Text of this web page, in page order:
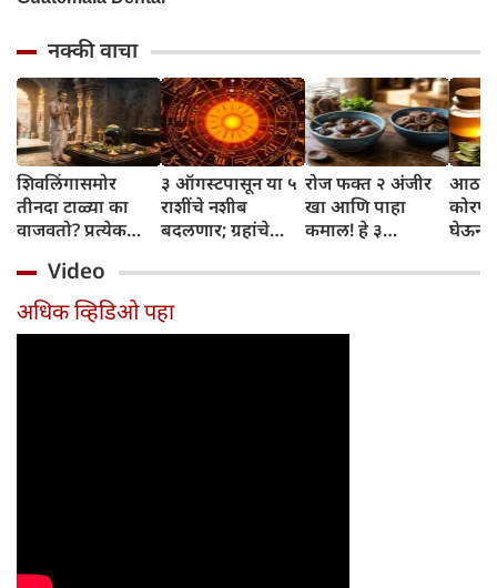
नक्की वाचा
शिवलिंगासमोर
तीनदा टाळ्या का
वाजवतो? प्रत्येक
जाणून घ्या
३ ऑगस्टपासून या ५
राशींचे नशीब
बदलणार; ग्रहांचे
संपतील आणि शुभ
दिवसांची सुरुवात
होईल
रोज फक्त २ अंजीर
खा आणि पाहा
कमाल! हे ३
तुम्हाला ठाऊक
घेऊन
Video
अधिक व्हिडिओ पहा